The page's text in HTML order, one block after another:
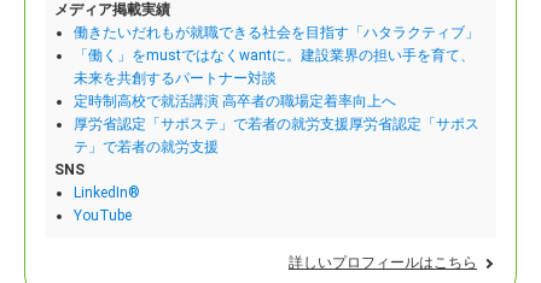
メディア掲載実績
働きたいだれもが就職できる社会を目指す「ハタラクティブ」
「働く」をmustではなくwantに。建設業界の担い手を育て、
未来を共創するパートナー対談
定時制高校で就活講演 高卒者の職場定着率向上へ
厚労省認定「サポステ」で若者の就労支援厚労省認定「サポス
テ」で若者の就労支援
SNS
LinkedIn®
YouTube
詳しいプロフィールはこちら